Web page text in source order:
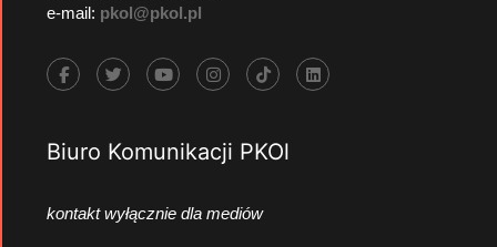
e-mail: pkol@pkol.pl
Biuro Komunikacji PKOl
kontakt wyłącznie dla mediów